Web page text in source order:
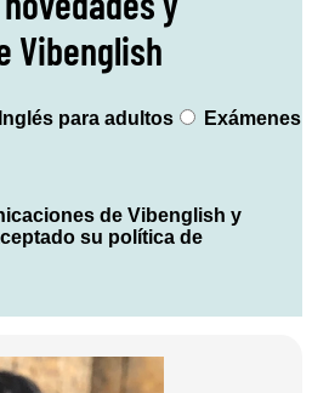
Vibenglish
Inglés para adultos
Exámenes
de Vibenglish y
su política de